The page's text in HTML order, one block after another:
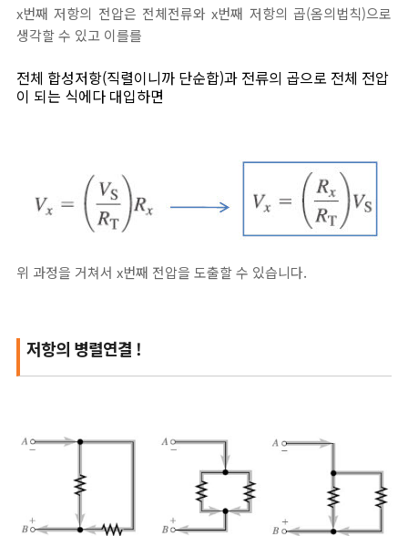
x번째 저항의 전압은 전체전류와 x번째 저항의 곱(옴의법칙)으로
생각할 수 있고 이를를
전체 합성저항(직렬이니까 단순합)과 전류의 곱으로 전체 전압
이 되는 식에다 대입하면
위 과정을 거쳐서 x번째 전압을 도출할 수 있습니다.
저항의 병렬연결 !